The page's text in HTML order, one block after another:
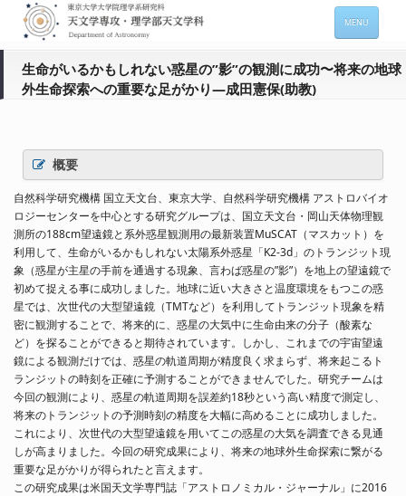
MENU
天文学専攻の案内
入進学希望の方
在学生向け情報
セミナー情報 (本郷)
お問い合わせ
Sitemap Japanese
生命がいるかもしれない惑星の”影”の観測に成功〜将来の地球
外生命探索への重要な足がかり―成田憲保(助教)
概要
自然科学研究機構 国立天文台、東京大学、自然科学研究機構 アストロバイオ
ロジーセンターを中心とする研究グループは、国立天文台・岡山天体物理観
測所の188cm望遠鏡と系外惑星観測用の最新装置MuSCAT（マスカット）を
利用して、生命がいるかもしれない太陽系外惑星「K2-3d」のトランジット現
象（惑星が主星の手前を通過する現象、言わば惑星の”影”）を地上の望遠鏡で
初めて捉える事に成功しました。地球に近い大きさと温度環境をもつこの惑
星では、次世代の大型望遠鏡（TMTなど）を利用してトランジット現象を精
密に観測することで、将来的に、惑星の大気中に生命由来の分子（酸素な
ど）を探ることができると期待されています。しかし、これまでの宇宙望遠
鏡による観測だけでは、惑星の軌道周期が精度良く求まらず、将来起こるト
ランジットの時刻を正確に予測することができませんでした。研究チームは
今回の観測により、惑星の軌道周期を誤差約18秒という高い精度で測定し、
将来のトランジットの予測時刻の精度を大幅に高めることに成功しました。
これにより、次世代の大型望遠鏡を用いてこの惑星の大気を調査できる見通
しが高まりました。今回の研究成果により、将来の地球外生命探索に繋がる
重要な足がかりが得られたと言えます。
この研究成果は米国天文学専門誌「アストロノミカル・ジャーナル」に2016